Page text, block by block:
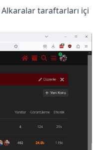
Alkaralar taraftarları içi